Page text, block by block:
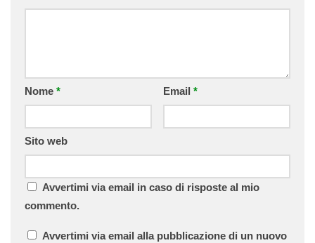
Nome * Email *
Sito web
Avvertimi via email in caso di risposte al mio
commento.
Avvertimi via email alla pubblicazione di un nuovo